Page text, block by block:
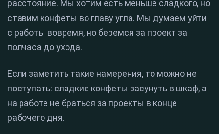
расстояние. Мы хотим есть меньше сладкого, но
ставим конфеты во главу угла. Мы думаем уйти
с работы вовремя, но беремся за проект за
полчаса до ухода.
Если заметить такие намерения, то можно не
поступать: сладкие конфеты засунуть в шкаф, а
на работе не браться за проекты в конце
рабочего дня.